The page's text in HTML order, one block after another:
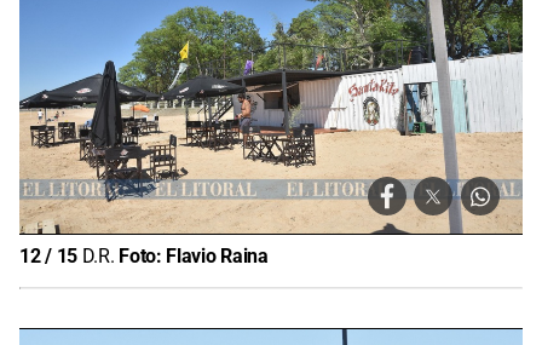
12/ 15 D.R. Foto: Flavio Raina